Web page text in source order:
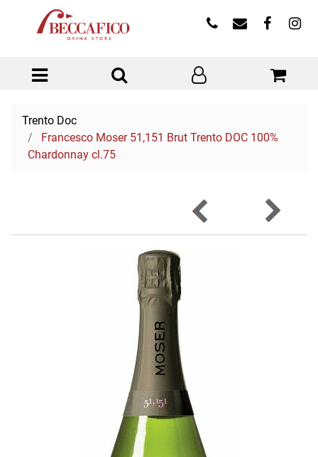
Open menu
Trento Doc
Francesco Moser 51,151 Brut Trento DOC 100%
Chardonnay cl.75